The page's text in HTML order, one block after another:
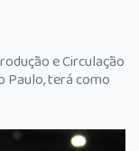
e Circulação
Paulo, terá como